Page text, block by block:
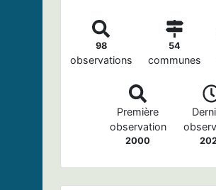
98
observations
54
communes
Première
observation
2000